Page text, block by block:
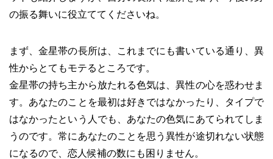
の振る舞いに役立ててくださいね。
まず、金星帯の長所は、これまでにも書いている通り、異
性からとてもモテるところです。
金星帯の持ち主から放たれる色気は、異性の心を惑わせま
す。あなたのことを最初は好きではなかったり、タイプで
はなかったという人でも、あなたの色気にあてられてしま
うのです。常にあなたのことを思う異性が途切れない状態
になるので、恋人候補の数にも困りません。